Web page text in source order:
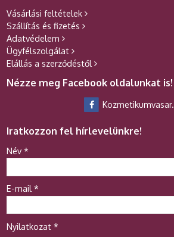
Vásárlási feltételek
Szállítás és fizetés
Adatvédelem
Ügyfélszolgálat
Elállás a szerződéstől
Nézze meg Facebook oldalunkat is!
Iratkozzon fel hírlevelünkre!
-
-
-
Név *
E-mail *
Nyilatkozat *